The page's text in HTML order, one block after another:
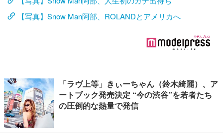
【写真】Snow Man阿部、ROLANDとアメリカへ
「ラヴ上等」きぃーちゃん（鈴木綺麗）、ア
ートブック発売決定 “今の渋谷”を若者たち
の圧倒的な熱量で発信